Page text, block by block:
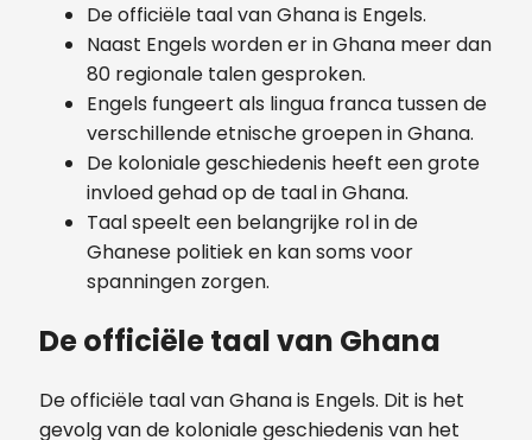
De officiële taal van Ghana is Engels.
Naast Engels worden er in Ghana meer dan
80 regionale talen gesproken.
Engels fungeert als lingua franca tussen de
verschillende etnische groepen in Ghana.
De koloniale geschiedenis heeft een grote
invloed gehad op de taal in Ghana.
Taal speelt een belangrijke rol in de
Ghanese politiek en kan soms voor
spanningen zorgen.
De officiële taal van Ghana
De officiële taal van Ghana is Engels. Dit is het
gevolg van de koloniale geschiedenis van het